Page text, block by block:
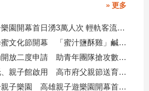
» 更多
全台最大親子樂園開幕首日湧3萬人次 輕軌客流增20倍
大崗山龍眼蜂蜜文化節開幕 「蜜汁鹽酥雞」鹹甜跨界搶話題
青創參展補助開放二度申請 助青年團隊搶攻數位轉型商機
阿蓮崗山公托、親子館啟用 高市府父親節送育兒暖禮
火車醫院變身親子樂園 高雄親子遊樂園開幕首日爆棚